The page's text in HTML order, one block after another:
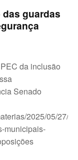
das guardas
da inclusão
Senado
2025/05/27/
municipais-